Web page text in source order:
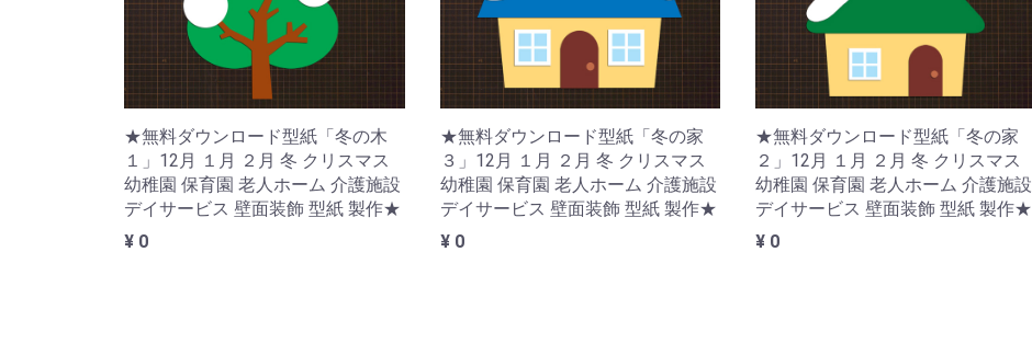
★無料ダウンロード型紙「冬の木
１」12月 １月 ２月 冬 クリスマス
幼稚園 保育園 老人ホーム 介護施設
デイサービス 壁面装飾 型紙 製作★
¥ 0
★無料ダウンロード型紙「冬の家
３」12月 １月 ２月 冬 クリスマス
幼稚園 保育園 老人ホーム 介護施設
デイサービス 壁面装飾 型紙 製作★
¥ 0
★無料ダウンロード型紙「冬の家
２」12月 １月 ２月 冬 クリスマス
幼稚園 保育園 老人ホーム 介護施設
デイサービス 壁面装飾 型紙 製作★
¥ 0